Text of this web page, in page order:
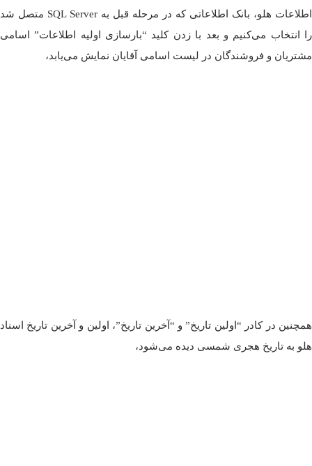
اطلاعات هلو، بانک اطلاعاتی که در مرحله قبل به SQL Server متصل شد
را انتخاب می‌کنیم و بعد با زدن کلید “بارسازی اولیه اطلاعات” اسامی
مشتریان و فروشندگان در لیست اسامی آقایان نمایش می‌یابد،
همچنین در کادر “اولین تاریخ” و “آخرین تاریخ”، اولین و آخرین تاریخ اسناد
هلو به تاریخ هجری شمسی دیده می‌شود،